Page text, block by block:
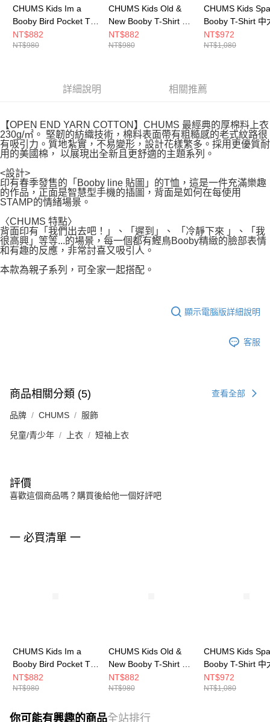
CHUMS Kids Im a
Booby Bird Pocket T-
Shirt 中大童 短袖上衣
深藍綠
NT$882
NT$980
CHUMS Kids Old &
New Booby T-Shirt 中
大童 短袖上衣 黃色
CH211442Y001
NT$882
NT$980
CHUMS Kids
Booby T-Shirt 中
短袖上衣 米灰色
CH211356G057
NT$972
NT$1,080
詳細說明 相關推薦
【OPEN END YARN COTTON】CHUMS 最經典的厚棉料上衣
230g/㎡。 堅韌的紡織技術，棉料表面帶有粗糙感的老式紋路很
有吸引力。質地紮實，不易變形，設計花樣繁多。採用更優質耐
用的美國棉， 以展現出全新且更舒適的主題系列。
<設計>
印有春季發售的「Booby line 貼圖」的T恤，這是一件充滿樂趣
的作品，正面是智慧型手機的插圖，背面是如何在每使用
STAMP的情緒場景。
〈CHUMS 特點〉
背面印有「我們出去吧！」、「遲到」、 「冷靜下來 」、「我
很高興」等等...的場景，每一個都有鰹鳥Booby精緻的臉部表情
和有趣的反應，非常討喜又吸引人。
本款為親子系列，可全家一起搭配。
顯示電腦版詳細說明
客服
商品相關分類 (5) 查看全部
品牌 CHUMS 服飾
兒童/青少年 上衣 短袖上衣
評價
喜歡這個商品嗎？購買後給他一個好評吧
一 必買清單 一
CHUMS Kids Im a
Booby Bird Pocket T-
Shirt 中大童 短袖上衣
深藍綠
NT$882
NT$980
CHUMS Kids Old &
New Booby T-Shirt 中
大童 短袖上衣 黃色
CH211442Y001
NT$882
NT$980
CHUMS Kids
Booby T-Shirt 中
短袖上衣 米灰色
CH211356G057
NT$972
NT$1,080
你可能有興趣的商品全站排行